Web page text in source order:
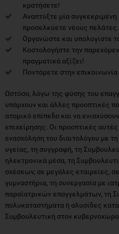
κρατήσετε!
Αναπτύξτε μία
προσελκύετε νέους πελάτες.
Οργανώστε και υπολογίστε
Κοστολογήστε την
πραγματικά αξίζει!
Ποντάρετε στην επικοινωνία
Ωστόσο, λόγω της φύσης του
υπάρχουν και άλλες προοπτικές
ατομικό επίπεδο και να
επιχείρησης. Οι προοπτικές
ενασχόληση του διαιτολόγου με
υγείας, τη συγγραφή, τη
ηλεκτρονικά μέσα, τη
σχέσεων, σε μεγάλες εταιρείες,
γυμναστήρια, τη συνεργασία με
παραϊατρικών επαγγελμάτων, τη
πολυκαταστήματα ή αλυσίδες
Συμβουλευτική στον κυβερνοχώρο.